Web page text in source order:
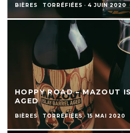
BIÈRES TORRÉFIÉES · 4 JUIN 2020
HOPPY ROAD – MAZOUT
AGED
BIÈRES TORRÉFIÉES · 15 MAI 2020